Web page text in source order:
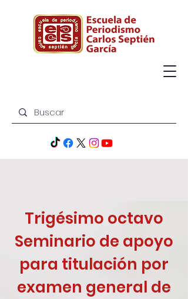
Trigésimo octavo
Seminario de apoyo
para titulación por
examen general de